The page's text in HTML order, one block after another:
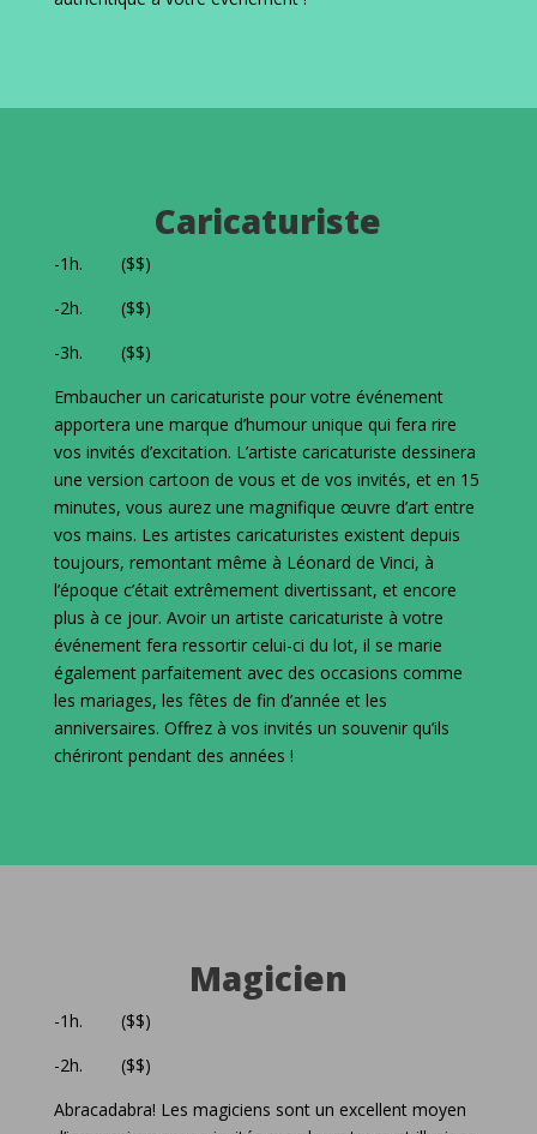
Caricaturiste
-1h. ($$)
-2h. ($$)
-3h. ($$)
Embaucher un caricaturiste pour votre événement
apportera une marque d’humour unique qui fera rire
vos invités d’excitation. L’artiste caricaturiste dessinera
une version cartoon de vous et de vos invités, et en 15
minutes, vous aurez une magnifique œuvre d’art entre
vos mains. Les artistes caricaturistes existent depuis
toujours, remontant même à Léonard de Vinci, à
l’époque c’était extrêmement divertissant, et encore
plus à ce jour. Avoir un artiste caricaturiste à votre
événement fera ressortir celui-ci du lot, il se marie
également parfaitement avec des occasions comme
les mariages, les fêtes de fin d’année et les
anniversaires. Offrez à vos invités un souvenir qu’ils
chériront pendant des années !
Magicien
-1h. ($$)
-2h. ($$)
Abracadabra! Les magiciens sont un excellent moyen